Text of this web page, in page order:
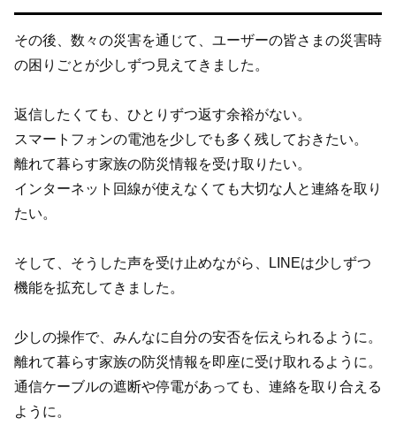
その後、数々の災害を通じて、ユーザーの皆さまの災害時
の困りごとが少しずつ見えてきました。
返信したくても、ひとりずつ返す余裕がない。
スマートフォンの電池を少しでも多く残しておきたい。
離れて暮らす家族の防災情報を受け取りたい。
インターネット回線が使えなくても大切な人と連絡を取り
たい。
そして、そうした声を受け止めながら、LINEは少しずつ
機能を拡充してきました。
少しの操作で、みんなに自分の安否を伝えられるように。
離れて暮らす家族の防災情報を即座に受け取れるように。
通信ケーブルの遮断や停電があっても、連絡を取り合える
ように。